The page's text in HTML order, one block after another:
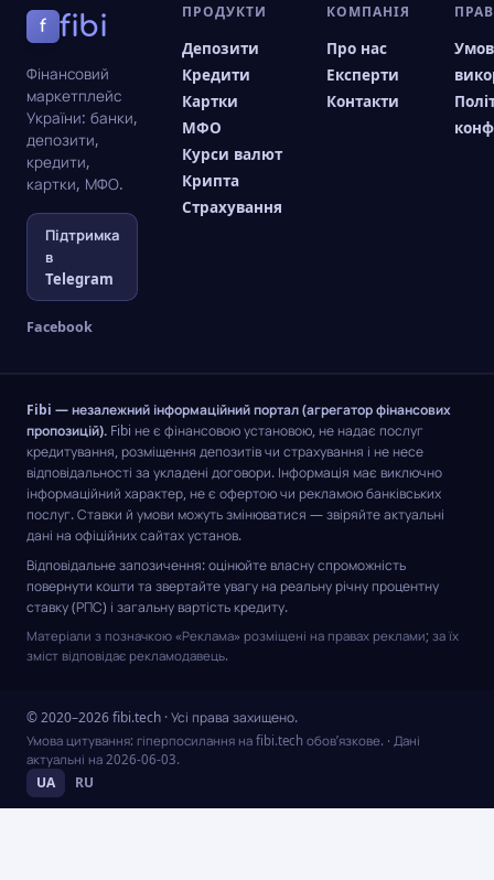
f fibi
Фінансовий
маркетплейс
України: банки,
депозити,
кредити,
картки, МФО.
Підтримка
в
Telegram
Facebook
ПРОДУКТИ
Депозити
Кредити
Картки
МФО
Курси валют
Крипта
Страхування
КОМПАНІЯ
Про нас
Експерти
Контакти
Fibi — незалежний інформаційний портал (агрегатор фінансових
пропозицій). Fibi не є фінансовою установою, не надає послуг
кредитування, розміщення депозитів чи страхування і не несе
відповідальності за укладені договори. Інформація має виключно
інформаційний характер, не є офертою чи рекламою банківських
послуг. Ставки й умови можуть змінюватися — звіряйте актуальні
дані на офіційних сайтах установ.
Відповідальне запозичення: оцінюйте власну спроможність
повернути кошти та звертайте увагу на реальну річну процентну
ставку (РПС) і загальну вартість кредиту.
Матеріали з позначкою «Реклама» розміщені на правах реклами; за їх
зміст відповідає рекламодавець.
© 2020–2026 fibi.tech · Усі права захищено.
Умова цитування: гіперпосилання на fibi.tech обов’язкове. · Дані
актуальні на 2026-06-03.
UA RU